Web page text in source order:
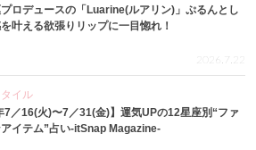
ロデュースの「Luarine(ルアリン)」ぷるんとし
叶える欲張りリップに一目惚れ！
2026.7.22
イル
7／16(火)〜7／31(金)】運気UPの12星座別“ファ
アイテム”占い-itSnap Magazine-